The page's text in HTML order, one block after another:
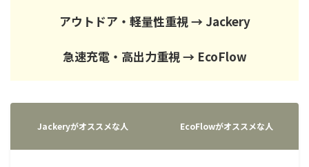
アウトドア・軽量性重視 → Jackery
急速充電・高出力重視 → EcoFlow
Jackeryがオススメな人 EcoFlowがオススメな人